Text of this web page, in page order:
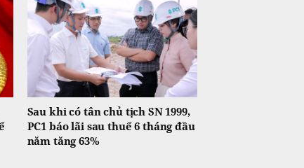
Sau khi có tân chủ tịch SN 1999,
PC1 báo lãi sau thuế 6 tháng đầu
năm tăng 63%